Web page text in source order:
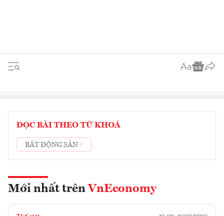
ĐỌC BÀI THEO TỪ KHOÁ
BẤT ĐỘNG SẢN
Mới nhất trên VnEconomy